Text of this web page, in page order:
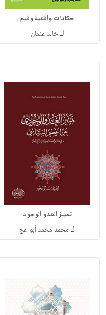
حكايات واقعية وقيم
لـخالد عثمان
تمييز العدو الوجود
لـ محمد محمد أبو عج